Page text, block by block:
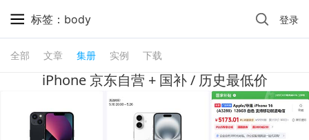
标签：body 登录
全部 文章 集册 实例 下载
iPhone 京东自营 + 国补 / 历史最低价